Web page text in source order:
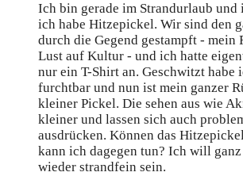
Ich bin gerade im Strandurlaub und
ich habe Hitzepickel. Wir sind den
durch die Gegend gestampft - mein
Lust auf Kultur - und ich hatte
nur ein T-Shirt an. Geschwitzt habe
furchtbar und nun ist mein ganzer
kleiner Pickel. Die sehen aus wie
kleiner und lassen sich auch
ausdrücken. Können das
kann ich dagegen tun? Ich will
wieder strandfein sein.